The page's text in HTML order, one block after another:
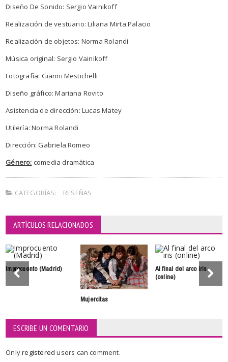
Diseño De Sonido: Sergio Vainikoff
Realización de vestuario: Liliana Mirta Palacio
Realización de objetos: Norma Rolandi
Música original: Sergio Vainikoff
Fotografía: Gianni Mestichelli
Diseño gráfico: Mariana Rovito
Asistencia de dirección: Lucas Matey
Utilería: Norma Rolandi
Dirección: Gabriela Romeo
Género: comedia dramática
CATEGORÍAS: RESEÑAS
ARTÍCULOS RELACIONADOS
Improcuento (Madrid)
Mujercitas
Al final del arco iris
(online)
ESCRIBE UN COMENTARIO
Onlyregisteredusers can comment.